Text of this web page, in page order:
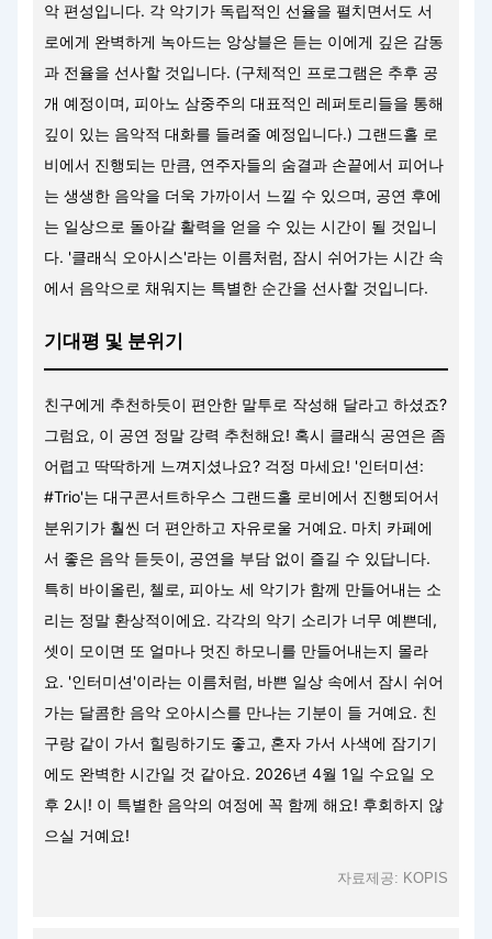
악 편성입니다. 각 악기가 독립적인 선율을 펼치면서도 서
로에게 완벽하게 녹아드는 앙상블은 듣는 이에게 깊은 감동
과 전율을 선사할 것입니다. (구체적인 프로그램은 추후 공
개 예정이며, 피아노 삼중주의 대표적인 레퍼토리들을 통해
깊이 있는 음악적 대화를 들려줄 예정입니다.) 그랜드홀 로
비에서 진행되는 만큼, 연주자들의 숨결과 손끝에서 피어나
는 생생한 음악을 더욱 가까이서 느낄 수 있으며, 공연 후에
는 일상으로 돌아갈 활력을 얻을 수 있는 시간이 될 것입니
다. '클래식 오아시스'라는 이름처럼, 잠시 쉬어가는 시간 속
에서 음악으로 채워지는 특별한 순간을 선사할 것입니다.
기대평 및 분위기
친구에게 추천하듯이 편안한 말투로 작성해 달라고 하셨죠?
그럼요, 이 공연 정말 강력 추천해요! 혹시 클래식 공연은 좀
어렵고 딱딱하게 느껴지셨나요? 걱정 마세요! '인터미션:
#Trio'는 대구콘서트하우스 그랜드홀 로비에서 진행되어서
분위기가 훨씬 더 편안하고 자유로울 거예요. 마치 카페에
서 좋은 음악 듣듯이, 공연을 부담 없이 즐길 수 있답니다.
특히 바이올린, 첼로, 피아노 세 악기가 함께 만들어내는 소
리는 정말 환상적이에요. 각각의 악기 소리가 너무 예쁜데,
셋이 모이면 또 얼마나 멋진 하모니를 만들어내는지 몰라
요. '인터미션'이라는 이름처럼, 바쁜 일상 속에서 잠시 쉬어
가는 달콤한 음악 오아시스를 만나는 기분이 들 거예요. 친
구랑 같이 가서 힐링하기도 좋고, 혼자 가서 사색에 잠기기
에도 완벽한 시간일 것 같아요. 2026년 4월 1일 수요일 오
후 2시! 이 특별한 음악의 여정에 꼭 함께 해요! 후회하지 않
으실 거예요!
자료제공: KOPIS